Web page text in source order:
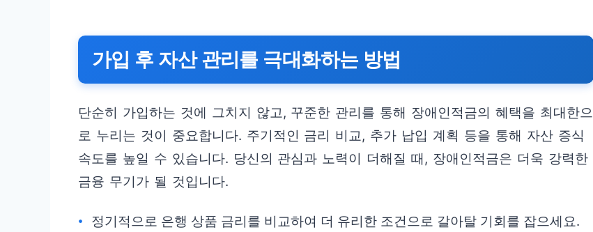
가입 후 자산 관리를 극대화하는 방법
단순히 가입하는 것에 그치지 않고, 꾸준한 관리를 통해 장애인적금의 혜택을 최대한으
로 누리는 것이 중요합니다. 주기적인 금리 비교, 추가 납입 계획 등을 통해 자산 증식
속도를 높일 수 있습니다. 당신의 관심과 노력이 더해질 때, 장애인적금은 더욱 강력한
금융 무기가 될 것입니다.
정기적으로 은행 상품 금리를 비교하여 더 유리한 조건으로 갈아탈 기회를 잡으세요.